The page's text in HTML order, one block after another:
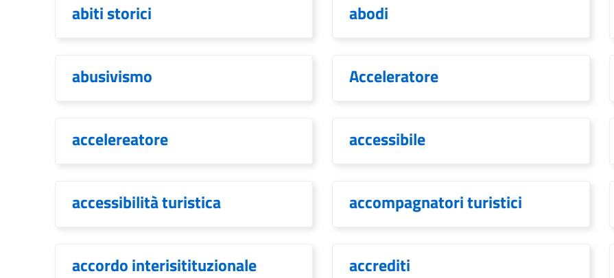
abiti storici abodi
abusivismo Acceleratore
accelereatore accessibile
accessibilità turistica accompagnatori turistici
accordo interisitituzionale accrediti